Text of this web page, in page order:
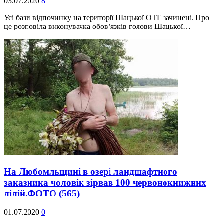
Усі бази відпочинку на території Шацької ОТГ зачинені. Про
це розповіла виконувачка обов’язків голови Шацької…
На Любомльщині в озері ландшафтного
заказника чоловік зірвав 100 червонокнижних
лілій.ФОТО (565)
01.07.2020 0